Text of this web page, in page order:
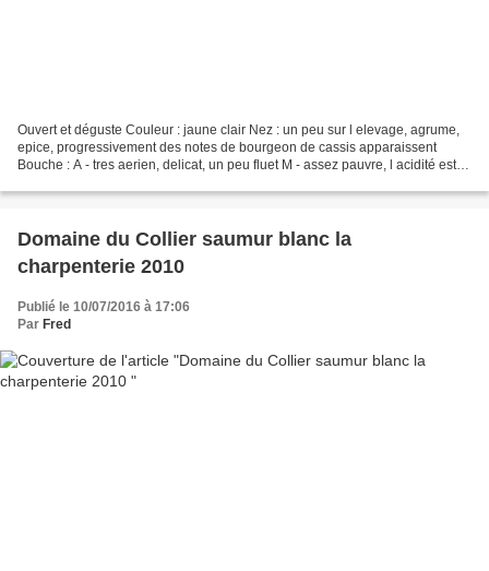
Ouvert et déguste Couleur : jaune clair Nez : un peu sur l elevage, agrume,
epice, progressivement des notes de bourgeon de cassis apparaissent
Bouche : A - tres aerien, delicat, un peu fluet M - assez pauvre, l acidité est
Domaine du Collier saumur blanc la
charpenterie 2010
Publié le 10/07/2016 à 17:06
Par Fred